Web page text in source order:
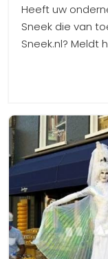
Heeft uw
Sneek die van
Sneek.nl? Meldt